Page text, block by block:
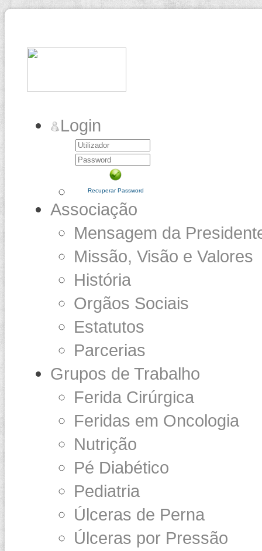
Login
Recuperar Password
Associação
Mensagem da
Missão, Visão e Valores
História
Orgãos Sociais
Estatutos
Parcerias
Grupos de Trabalho
Ferida Cirúrgica
Feridas em Oncologia
Nutrição
Pé Diabético
Pediatria
Úlceras de Perna
Úlceras por Pressão